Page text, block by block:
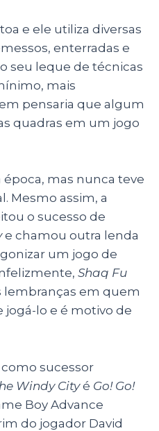
e ele utiliza diversas
enterradas e
seu leque de técnicas
mais
pensaria que algum
quadras em um jogo
época, mas nunca teve
Mesmo assim, a
o sucesso de
e chamou outra lenda
um jogo de
Shaq Fu
lembranças em quem
lo e é motivo de
sucessor
Windy Cityé Go! Go!
Boy Advance
do jogador David